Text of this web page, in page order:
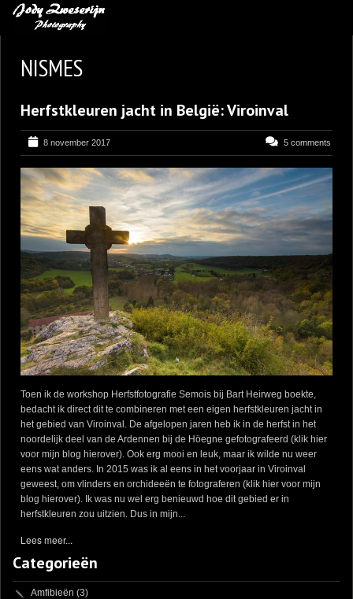
BLOG
LEREN VAN KUNST
BENCE MATE FOTOHUTTEN
OVER MIJ
CONTACT
NISMES
Herfstkleuren jacht in België: Viroinval
8 november 2017 5 comments
Toen ik de workshop Herfstfotografie Semois bij Bart Heirweg boekte,
bedacht ik direct dit te combineren met een eigen herfstkleuren jacht in
het gebied van Viroinval. De afgelopen jaren heb ik in de herfst in het
noordelijk deel van de Ardennen bij de Höegne gefotografeerd (klik hier
voor mijn blog hierover). Ook erg mooi en leuk, maar ik wilde nu weer
eens wat anders. In 2015 was ik al eens in het voorjaar in Viroinval
geweest, om vlinders en orchideeën te fotograferen (klik hier voor mijn
blog hierover). Ik was nu wel erg benieuwd hoe dit gebied er in
herfstkleuren zou uitzien. Dus in mijn...
Lees meer...
Categorieën
Amfibieën (3)